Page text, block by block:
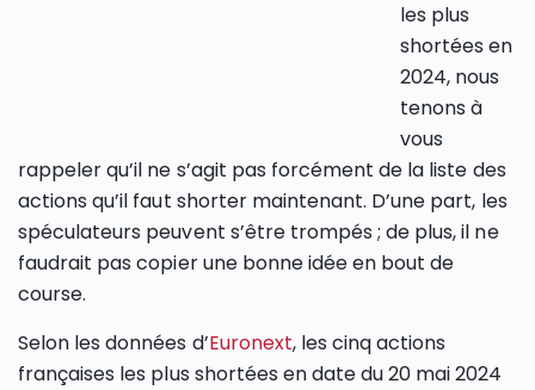
les plus
shortées en
2024, nous
tenons à
vous
rappeler qu’il ne s’agit pas forcément de la liste des
actions qu’il faut shorter maintenant. D’une part, les
spéculateurs peuvent s’être trompés ; de plus, il ne
faudrait pas copier une bonne idée en bout de
course.
Selon les données d’Euronext, les cinq actions
françaises les plus shortées en date du 20 mai 2024